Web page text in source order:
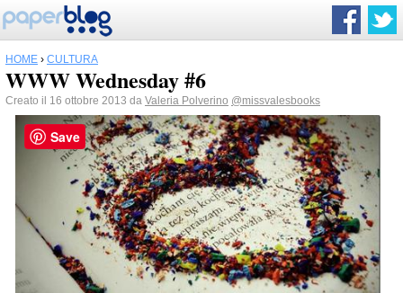
HOME › CULTURA
WWW Wednesday #6
Creato il 16 ottobre 2013 da Valeria Polverino @missvalesbooks
Save